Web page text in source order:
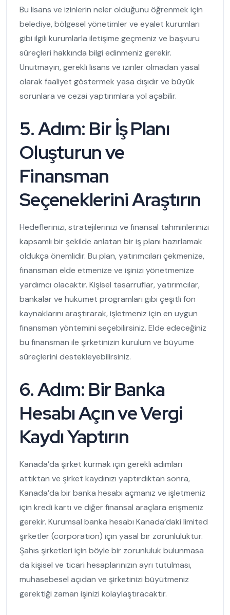
Bu lisans ve izinlerin neler olduğunu öğrenmek için
belediye, bölgesel yönetimler ve eyalet kurumları
gibi ilgili kurumlarla iletişime geçmeniz ve başvuru
süreçleri hakkında bilgi edinmeniz gerekir.
Unutmayın, gerekli lisans ve izinler olmadan yasal
olarak faaliyet göstermek yasa dışıdır ve büyük
sorunlara ve cezai yaptırımlara yol açabilir.
5. Adım: Bir İş Planı
Oluşturun ve
Finansman
Seçeneklerini Araştırın
Hedeflerinizi, stratejilerinizi ve finansal tahminlerinizi
kapsamlı bir şekilde anlatan bir iş planı hazırlamak
oldukça önemlidir. Bu plan, yatırımcıları çekmenize,
finansman elde etmenize ve işinizi yönetmenize
yardımcı olacaktır. Kişisel tasarruflar, yatırımcılar,
bankalar ve hükümet programları gibi çeşitli fon
kaynaklarını araştırarak, işletmeniz için en uygun
finansman yöntemini seçebilirsiniz. Elde edeceğiniz
bu finansman ile şirketinizin kurulum ve büyüme
süreçlerini destekleyebilirsiniz.
6. Adım: Bir Banka
Hesabı Açın ve Vergi
Kaydı Yaptırın
Kanada’da şirket kurmak için gerekli adımları
attıktan ve şirket kaydınızı yaptırdıktan sonra,
Kanada’da bir banka hesabı açmanız ve işletmeniz
için kredi kartı ve diğer finansal araçlara erişmeniz
gerekir. Kurumsal banka hesabı Kanada’daki limited
şirketler (corporation) için yasal bir zorunluluktur.
Şahıs şirketleri için böyle bir zorunluluk bulunmasa
da kişisel ve ticari hesaplarınızın ayrı tutulması,
muhasebesel açıdan ve şirketinizi büyütmeniz
gerektiği zaman işinizi kolaylaştıracaktır.